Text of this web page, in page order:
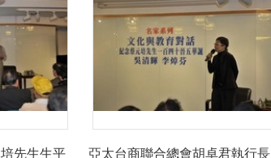
先生生平 亞太台商聯合總會胡卓君執行長